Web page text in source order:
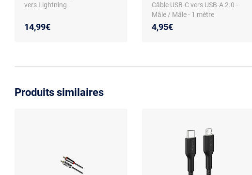
vers Lightning
14,99€
Câble USB-C vers USB-A 2.0 -
Mâle / Mâle - 1 mètre
4,95€
Produits similaires